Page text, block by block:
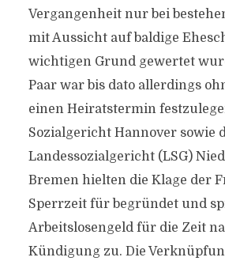
Vergangenheit nur bei
mit Aussicht auf baldige
wichtigen Grund gewertet
Paar war bis dato allerdings
einen Heiratstermin
Sozialgericht Hannover sowie
Landessozialgericht (LSG)
Bremen hielten die Klage der
Sperrzeit für begründet und
Arbeitslosengeld für die Zeit
Kündigung zu. Die